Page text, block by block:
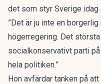
det som styr Sverige idag
”Det är ju inte en
högerregering. Det
socialkonservativt parti
hela politiken.”
Hon avfärdar tanken på